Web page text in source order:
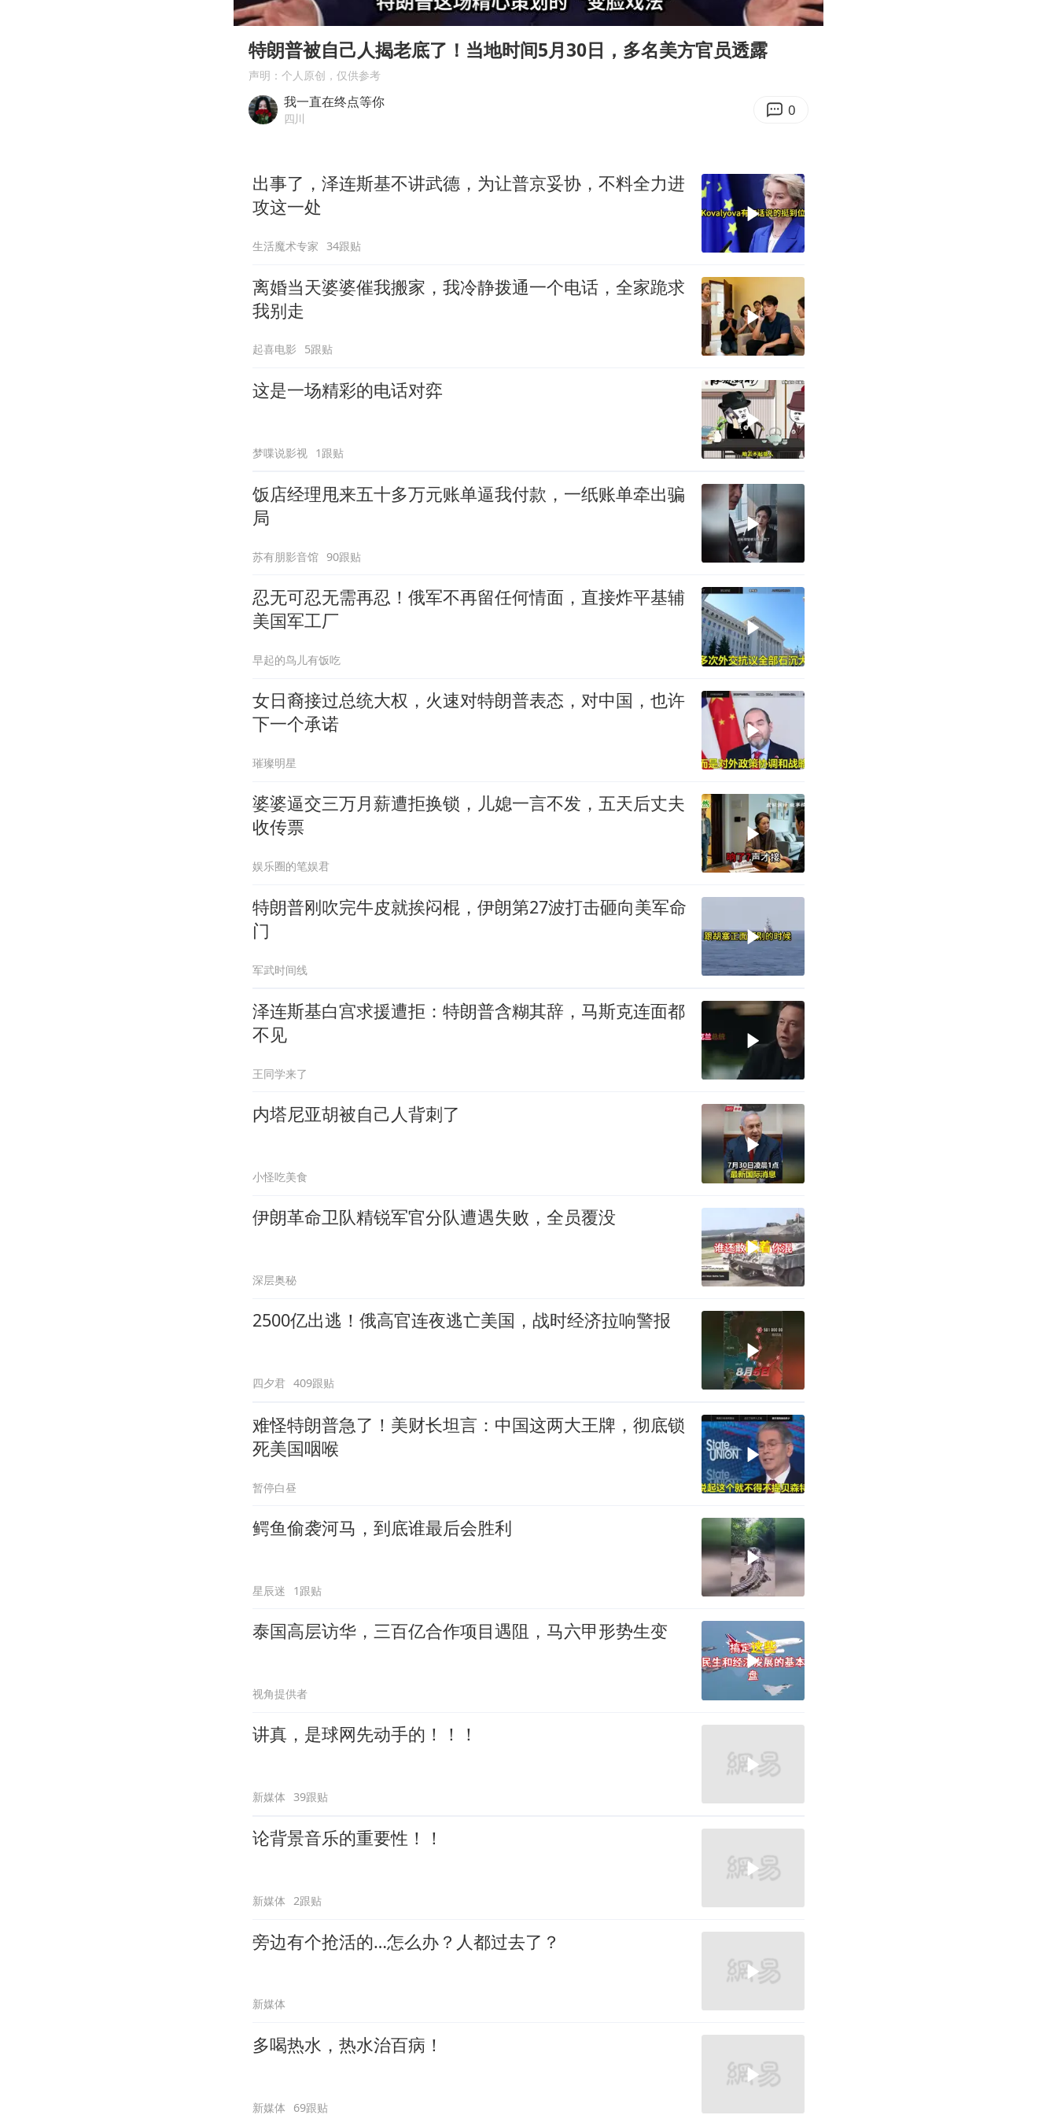
被错换37年女子起诉医院：本不需辍学
13岁少年白天写作业晚上夜市炒粉
外交部回应日本将中国列为最大挑战
坚持党全面领导和党中央集中统一领导
Play
00:00 07:22
Enter
特朗普被自己人揭老底了！当地时间5月30日，多名美方官员透露
声明：个人原创，仅供参考
我一直在终点等你
四川 0
出事了，泽连斯基不讲武德，为让普京妥协，不料全力进
攻这一处
生活魔术专家 34跟贴
离婚当天婆婆催我搬家，我冷静拨通一个电话，全家跪求
我别走
起喜电影 5跟贴
这是一场精彩的电话对弈
梦喋说影视 1跟贴
饭店经理甩来五十多万元账单逼我付款，一纸账单牵出骗
局
苏有朋影音馆 90跟贴
忍无可忍无需再忍！俄军不再留任何情面，直接炸平基辅
美国军工厂
早起的鸟儿有饭吃
女日裔接过总统大权，火速对特朗普表态，对中国，也许
下一个承诺
璀璨明星
婆婆逼交三万月薪遭拒换锁，儿媳一言不发，五天后丈夫
收传票
娱乐圈的笔娱君
特朗普刚吹完牛皮就挨闷棍，伊朗第27波打击砸向美军命
门
军武时间线
泽连斯基白宫求援遭拒：特朗普含糊其辞，马斯克连面都
不见
王同学来了
内塔尼亚胡被自己人背刺了
小怪吃美食
伊朗革命卫队精锐军官分队遭遇失败，全员覆没
深层奥秘
2500亿出逃！俄高官连夜逃亡美国，战时经济拉响警报
四夕君 409跟贴
难怪特朗普急了！美财长坦言：中国这两大王牌，彻底锁
死美国咽喉
暂停白昼
鳄鱼偷袭河马，到底谁最后会胜利
星辰迷 1跟贴
泰国高层访华，三百亿合作项目遇阻，马六甲形势生变
视角提供者
讲真，是球网先动手的！！！
新媒体 39跟贴
论背景音乐的重要性！！
新媒体 2跟贴
旁边有个抢活的…怎么办？人都过去了？
新媒体
多喝热水，热水治百病！
新媒体 69跟贴